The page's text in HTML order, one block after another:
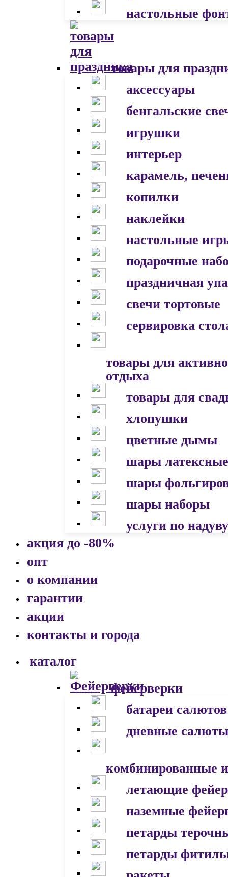
настольные
товары для
аксессуары
бенгальские
игрушки
интерьер
карамель,
копилки
наклейки
настольные
подарочные
праздничная
свечи тортовые
сервировка
товары для
отдыха
товары для
хлопушки
цветные дымы
шары латексные
шары
шары наборы
услуги по надуву
акция до -80%
опт
о компании
гарантии
акции
контакты и города
каталог
фейерверки
батареи салютов
дневные салюты
комбинированные
летающие
наземные
петарды
петарды